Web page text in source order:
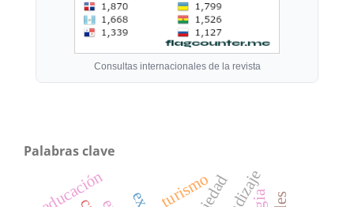
Consultas internacionales de la revista
Palabras clave
turismo
educación